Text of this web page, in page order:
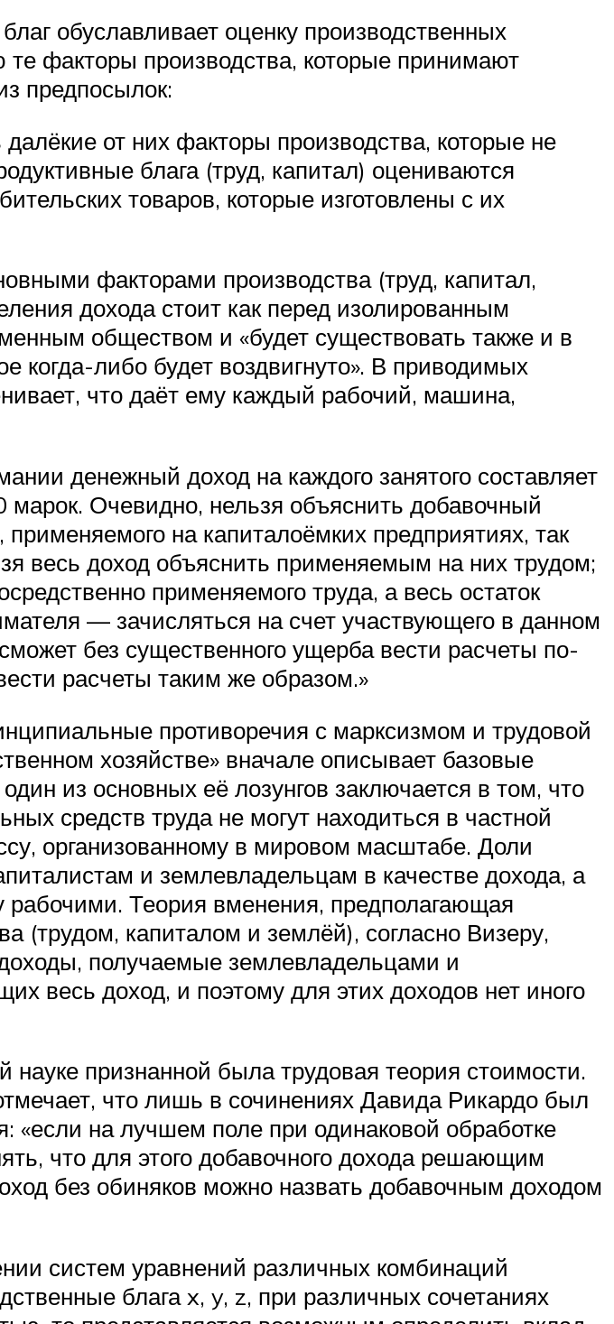
обуславливает оценку производственных
те факторы производства, которые принимают
предпосылок:
от них факторы производства, которые не
блага (труд, капитал) оцениваются
товаров, которые изготовлены с их
факторами производства (труд, капитал,
дохода стоит как перед изолированным
обществом и «будет существовать также и в
когда-либо будет воздвигнуто». В приводимых
что даёт ему каждый рабочий, машина,
денежный доход на каждого занятого составляет
Очевидно, нельзя объяснить добавочный
на капиталоёмких предприятиях, так
весь доход объяснить применяемым на них трудом;
применяемого труда, а весь остаток
— зачисляться на счет участвующего в данном
без существенного ущерба вести расчеты по-
расчеты таким же образом.»
противоречия с марксизмом и трудовой
хозяйстве» вначале описывает базовые
из основных её лозунгов заключается в том, что
средств труда не могут находиться в частной
организованному в мировом масштабе. Доли
и землевладельцам в качестве дохода, а
Теория вменения, предполагающая
(трудом, капиталом и землёй), согласно Визеру,
получаемые землевладельцами и
весь доход, и поэтому для этих доходов нет иного
признанной была трудовая теория стоимости.
что лишь в сочинениях Давида Рикардо был
«если на лучшем поле при одинаковой обработке
что для этого добавочного дохода решающим
без обиняков можно назвать добавочным доходом
систем уравнений различных комбинаций
блага x, y, z, при различных сочетаниях